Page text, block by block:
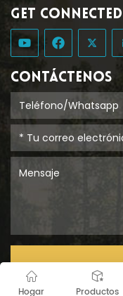
GET CONNECTED
CONTÁCTENOS
Hogar Productos